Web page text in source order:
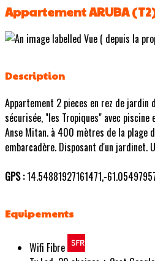
Appartement ARUBA
Description
Appartement 2 pieces en rez de jardin
sécurisée, "les Tropiques" avec
Anse Mitan. à 400 mètres de la plage
embarcadère. Disposant d'un jardinet.
GPS :14.54881927161471,-
Equipements
Wifi Fibre